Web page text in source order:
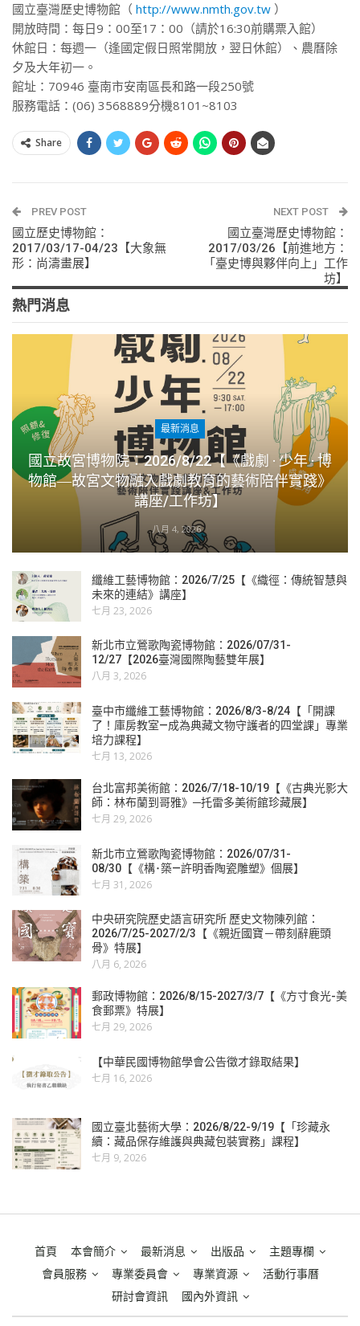
國立臺灣歷史博物館（ http://www.nmth.gov.tw ）
開放時間：每日9：00至17：00（請於16:30前購票入館）
休館日：每週一（逢國定假日照常開放，翌日休館）、農曆除
夕及大年初一。
館址：70946 臺南市安南區長和路一段250號
服務電話：(06) 3568889分機8101~8103
Share
PREV POST
國立歷史博物館：
2017/03/17-04/23【大象無
形：尚濤畫展】
NEXT POST
國立臺灣歷史博物館：
2017/03/26【前進地方：
「臺史博與夥伴向上」工作
坊】
熱門消息
最新消息
國立故宮博物院：2026/8/22【《戲劇 · 少年 · 博
物館―故宮文物融入戲劇教育的藝術陪伴實踐》
講座/工作坊】
八月 4, 2026
纖維工藝博物館：2026/7/25【《織徑：傳統智慧與
未來的連結》講座】
七月 23, 2026
新北市立鶯歌陶瓷博物館：2026/07/31-
12/27【2026臺灣國際陶藝雙年展】
八月 3, 2026
臺中市纖維工藝博物館：2026/8/3-8/24【「開課
了！庫房教室—成為典藏文物守護者的四堂課」專業
培力課程】
七月 13, 2026
台北富邦美術館：2026/7/18-10/19【《古典光影大
師：林布蘭到哥雅》─托雷多美術館珍藏展】
七月 29, 2026
新北市立鶯歌陶瓷博物館：2026/07/31-
08/30【《構･築—許明香陶瓷雕塑》個展】
七月 31, 2026
中央研究院歷史語言研究所 歷史文物陳列館：
2026/7/25-2027/2/3【《親近國寶－帶刻辭鹿頭
骨》特展】
八月 6, 2026
郵政博物館：2026/8/15-2027/3/7【《方寸食光-美
食郵票》特展】
七月 29, 2026
【中華民國博物館學會公告徵才錄取結果】
七月 16, 2026
國立臺北藝術大學：2026/8/22-9/19【「珍藏永
續：藏品保存維護與典藏包裝實務」課程】
七月 9, 2026
首頁 本會簡介 最新消息 出版品
主題專欄
會員服務
專業委員會 專業資源
活動行事曆
研討會資訊
國內外資訊